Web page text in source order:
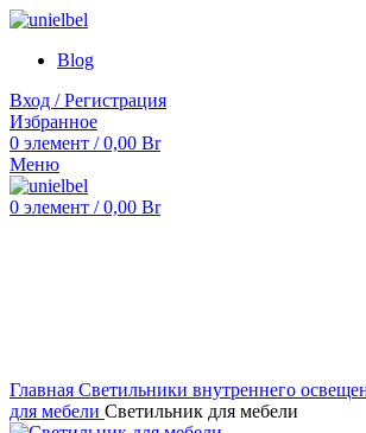
Blog
Вход / Регистрация
Избранное
0 элемент / 0,00 Br
Меню
0 элемент / 0,00 Br
Главная Светильники внутреннего
для мебели Светильник для мебели